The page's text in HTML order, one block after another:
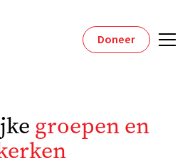
Doneer
groepen en